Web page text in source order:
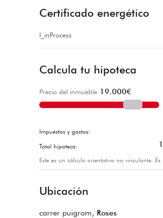
Certificado energético
l_inProcess
Calcula tu hipoteca
Precio del inmueble 19.000€
Impuestos y gastos:
Total hipoteca:
Este es un cálculo orientativo no vinculante.
Ubicación
carrer puigrom, Roses